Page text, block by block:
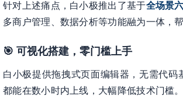
针对上述痛点，白小极推出了基于全场景
多商户管理、数据分析等功能融为一体，
🎯 可视化搭建，零门槛上手
白小极提供拖拽式页面编辑器，无需代码
都能在数小时内上线，大幅降低技术门槛。